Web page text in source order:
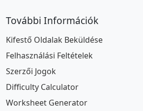
További Információk
Kifestő Oldalak Beküldése
Felhasználási Feltételek
Szerzői Jogok
Difficulty Calculator
Worksheet Generator